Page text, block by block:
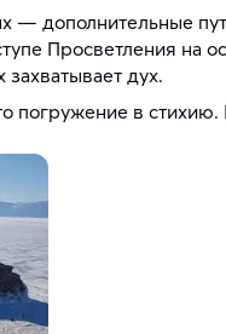
— дополнительные
Просветления на
дух.
погружение в стихию.